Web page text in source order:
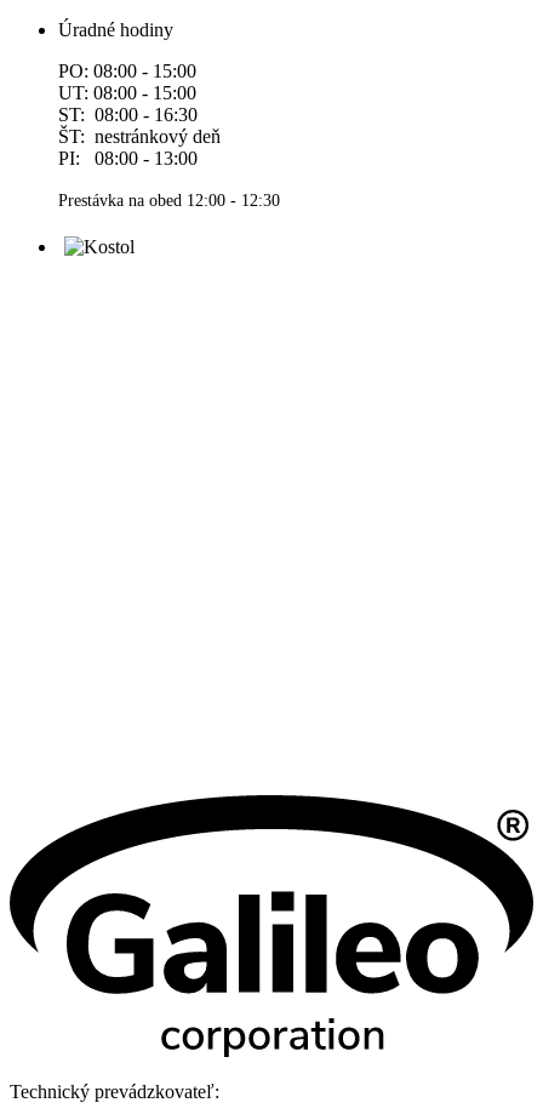
Úradné hodiny
PO: 08:00 - 15:00
UT: 08:00 - 15:00
ST: 08:00 - 16:30
ŠT: nestránkový deň
PI: 08:00 - 13:00
Prestávka na obed 12:00 - 12:30
Technický prevádzkovateľ: